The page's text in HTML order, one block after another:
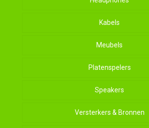
Kabels
Meubels
Platenspelers
Speakers
Versterkers & Bronnen